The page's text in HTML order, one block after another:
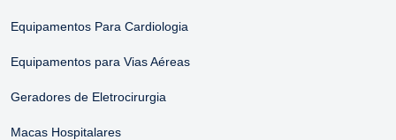
Equipamentos Para Cardiologia
Equipamentos para Vias Aéreas
Geradores de Eletrocirurgia
Macas Hospitalares